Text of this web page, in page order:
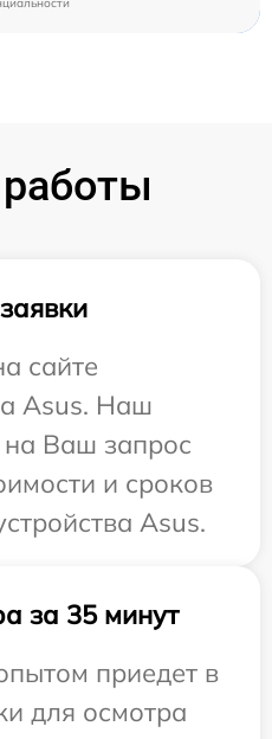
сайте
Asus. Наш
на Ваш запрос
и сроков
Asus.
за 35 минут
приедет в
для осмотра